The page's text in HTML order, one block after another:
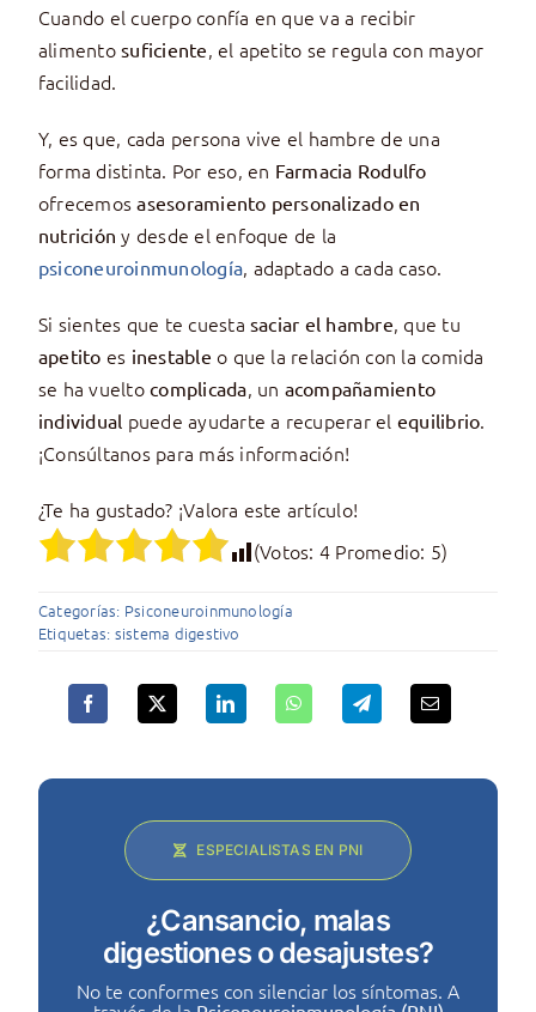
Cuando el cuerpo confía en que va a recibir
alimentosuficiente, el apetito se regula con mayor
facilidad.
Y, es que, cada persona vive el hambre de una
forma distinta. Por eso, en Farmacia Rodulfo
ofrecemosasesoramiento personalizado en
nutrición y desde el enfoque de la
psiconeuroinmunología, adaptado a cada caso.
Si sientes que te cuesta saciar el hambre, que tu
apetito es inestable o que la relación con la comida
se ha vueltocomplicada, un acompañamiento
individual puede ayudarte a recuperar el equilibrio.
¡Consúltanos para más información!
¿Te ha gustado? ¡Valora este artículo!
(Votos: 4 Promedio: 5)
Categorías: Psiconeuroinmunología
Etiquetas: sistema digestivo
ESPECIALISTAS EN PNI
¿Cansancio, malas
digestiones o desajustes?
No te conformes con silenciar los síntomas. A